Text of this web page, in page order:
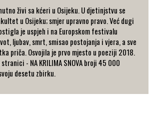
živi sa kćeri u Osijeku. U djetinjstvu se
u Osijeku; smjer upravno pravo. Već dugi
jе uspjeh i na Europskom festivalu
ljubav, smrt, smisao postojanja i vjera, a sve
priča. Osvojila je prvo mjesto u poeziji 2018.
- NA KRILIMA SNOVA broji 45 000
desetu zbirku.